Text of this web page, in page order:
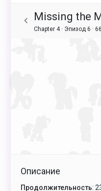
Missing the
Chapter 4 · Эпизод 6 ·
Описание
Продолжительность: